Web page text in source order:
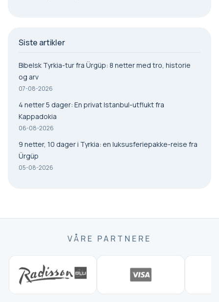
Siste artikler
Bibelsk Tyrkia-tur fra Ürgüp: 8 netter med tro, historie
og arv
07-08-2026
4 netter 5 dager: En privat Istanbul-utflukt fra
Kappadokia
06-08-2026
9 netter, 10 dager i Tyrkia: en luksusferiepakke-reise fra
Ürgüp
05-08-2026
VÅRE PARTNERE